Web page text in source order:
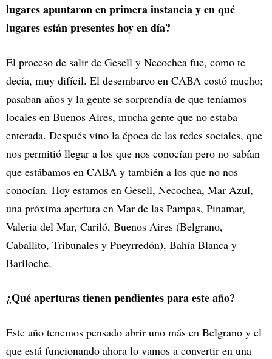
lugares apuntaron en primera instancia y en qué
lugares están presentes hoy en día?
El proceso de salir de Gesell y Necochea fue, como te
decía, muy difícil. El desembarco en CABA costó mucho;
pasaban años y la gente se sorprendía de que teníamos
locales en Buenos Aires, mucha gente que no estaba
enterada. Después vino la época de las redes sociales, que
nos permitió llegar a los que nos conocían pero no sabían
que estábamos en CABA y también a los que no nos
conocían. Hoy estamos en Gesell, Necochea, Mar Azul,
una próxima apertura en Mar de las Pampas, Pinamar,
Valeria del Mar, Cariló, Buenos Aires (Belgrano,
Caballito, Tribunales y Pueyrredón), Bahía Blanca y
Bariloche.
¿Qué aperturas tienen pendientes para este año?
Este año tenemos pensado abrir uno más en Belgrano y el
que está funcionando ahora lo vamos a convertir en una